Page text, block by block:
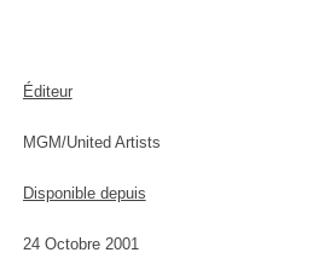
Éditeur
MGM/United Artists
Disponible depuis
24 Octobre 2001